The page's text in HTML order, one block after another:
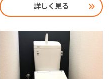
詳しく見る